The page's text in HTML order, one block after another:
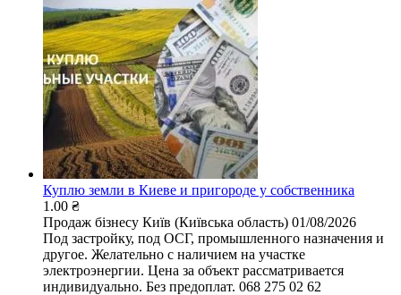
Куплю земли в Киеве и пригороде у собственника
1.00 ₴
Продаж бізнесу Київ (Київська область) 01/08/2026
Под застройку, под ОСГ, промышленного назначения и
другое. Желательно с наличием на участке
электроэнергии. Цена за объект рассматривается
индивидуально. Без предоплат. 068 275 02 62